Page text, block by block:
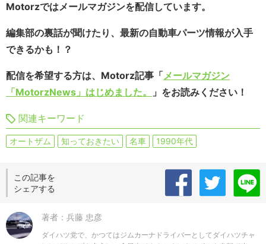
Motorzではメールマガジンを配信しています。
編集部の裏話が聞けたり、最新の自動車パーツ情報が入手
できるかも！？
配信を希望する方は、Motorz記事「メールマガジン
「MotorzNews」はじめました。
」をお読みください！
関連キーワード
オートザム 知っておきたい 名車 1990年代
この記事を
シェアする
著者：兵藤 忠彦
ダイハツ党で、かつてはジムカーナドライバーとしてダイハツチャ